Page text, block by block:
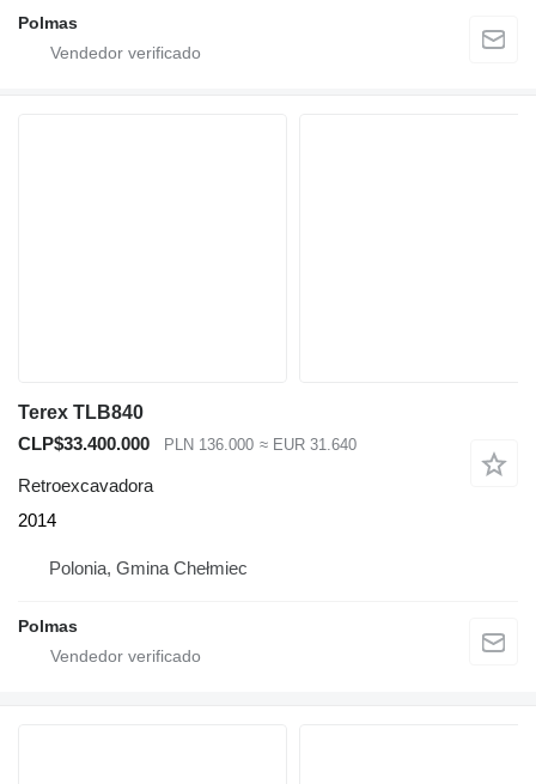
Polmas
Terex TLB840
CLP$33.400.000
PLN 136.000 ≈ EUR 31.640
Retroexcavadora
2014
Polonia, Gmina Chełmiec
Polmas